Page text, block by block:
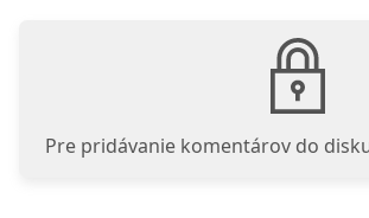
Pre pridávanie komentárov do